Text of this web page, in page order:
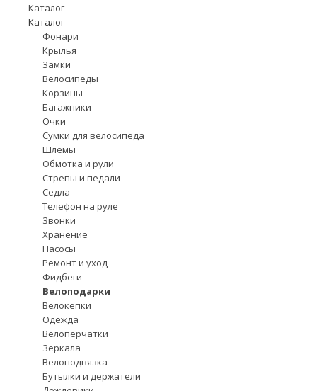
Каталог
Каталог
Фонари
Крылья
Замки
Велосипеды
Корзины
Багажники
Очки
Сумки для велосипеда
Шлемы
Обмотка и рули
Стрепы и педали
Седла
Телефон на руле
Звонки
Хранение
Насосы
Ремонт и уход
Фидбеги
Велоподарки
Велокепки
Одежда
Велоперчатки
Зеркала
Велоподвязка
Бутылки и держатели